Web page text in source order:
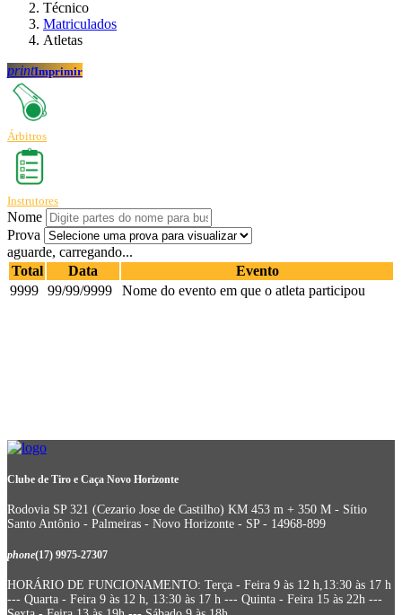
Técnico
Matriculados
Atletas
printImprimir
Árbitros
Instrutores
Nome
Prova
aguarde, carregando...
Total
Data
Evento
9999 99/99/9999 Nome do evento em que o atleta participou
Clube de Tiro e Caça Novo Horizonte
Rodovia SP 321 (Cezario Jose de Castilho) KM 453 m + 350 M - Sítio
Santo Antônio - Palmeiras - Novo Horizonte - SP - 14968-899
phone(17) 9975-27307
HORÁRIO DE FUNCIONAMENTO: Terça - Feira 9 às 12 h,13:30 às 17 h
--- Quarta - Feira 9 às 12 h, 13:30 às 17 h --- Quinta - Feira 15 às 22h ---